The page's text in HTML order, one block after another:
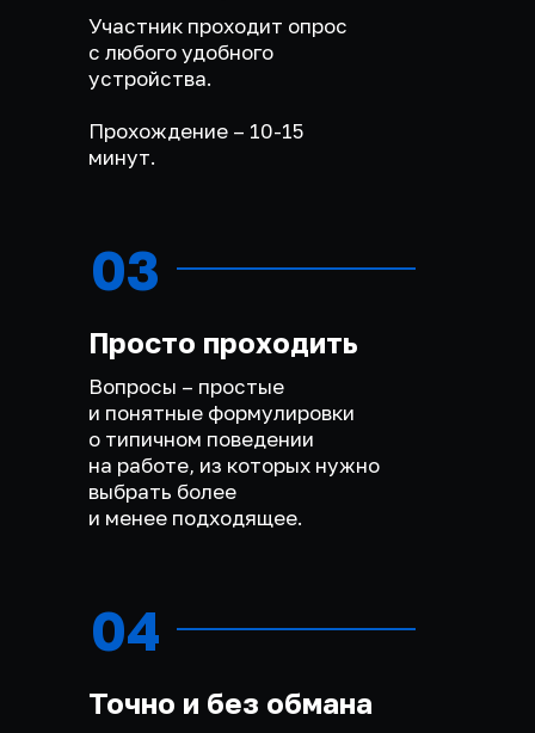
Участник проходит опрос
с любого удобного
устройства.
Прохождение – 10-15
минут.
03
Просто проходить
Вопросы – простые
и понятные формулировки
о типичном поведении
на работе, из которых нужно
выбрать более
и менее подходящее.
04
Точно и без обмана